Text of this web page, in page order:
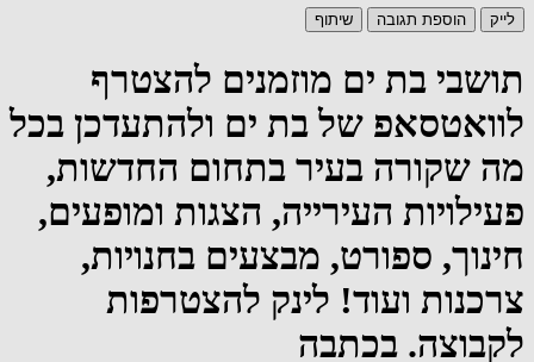
לייק הוספת תגובה שיתוף
תושבי בת ים מוזמנים להצטרף
לוואטסאפ של בת ים ולהתעדכן בכל
מה שקורה בעיר בתחום החדשות,
פעילויות העירייה, הצגות ומופעים,
חינוך, ספורט, מבצעים בחנויות,
צרכנות ועוד! לינק להצטרפות
לקבוצה. בכתבה